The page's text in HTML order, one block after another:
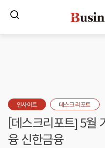
인사이트 데스크 리포트
[데스크리포트] 5월
융 신한금융